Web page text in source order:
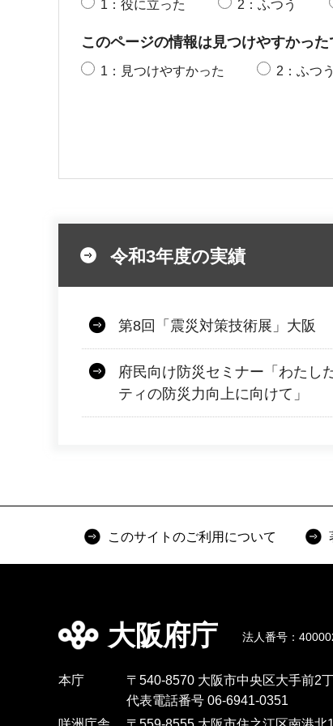
1：役に立った 2：ふつう
このページの情報は見つけやすかった
1：見つけやすかった 2：ふつう
令和3年度の実績
第8回「震災対策技術展」大阪
府民向け防災セミナー「わたし
ティの防災力向上に向けて」
このサイトのご利用について
大阪府庁 法人番号：
本庁
〒540-8570 大阪市中央区大手前2
代表電話番号 06-6941-0351